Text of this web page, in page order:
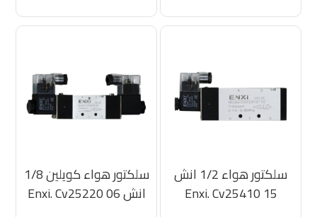
سلكتور هواء 1/2 انش
Enxi. Cv25410 15
سلكتور هواء كويلين 1/8
انش Enxi. Cv25220 06